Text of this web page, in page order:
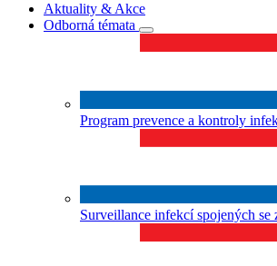
Aktuality & Akce
Odborná témata
Program prevence a kontroly
Surveillance infekcí spojených se